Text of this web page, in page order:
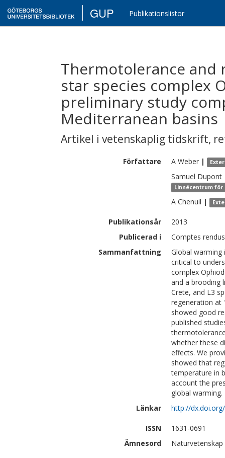
GUP Publikationslistor
Thermotolerance
star species complex
preliminary study
Mediterranean basins
Artikel i vetenskaplig tidskrift,
Författare A Weber |
Samuel Dupont
Linnécentrum för
A Chenuil |
Publikationsår
2013
Publicerad i
Comptes
Sammanfattning
Global warming
critical to
complex
and a brooding
Crete, and L3
regeneration at
showed good
published
whether these
effects. We
showed that
temperature in
account the
global warming.
Länkar
http://
ISSN
1631-0691
Ämnesord